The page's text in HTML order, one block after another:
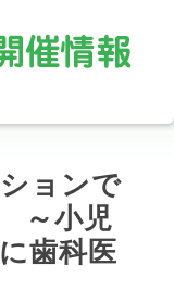
ョンで
～小児
歯科医